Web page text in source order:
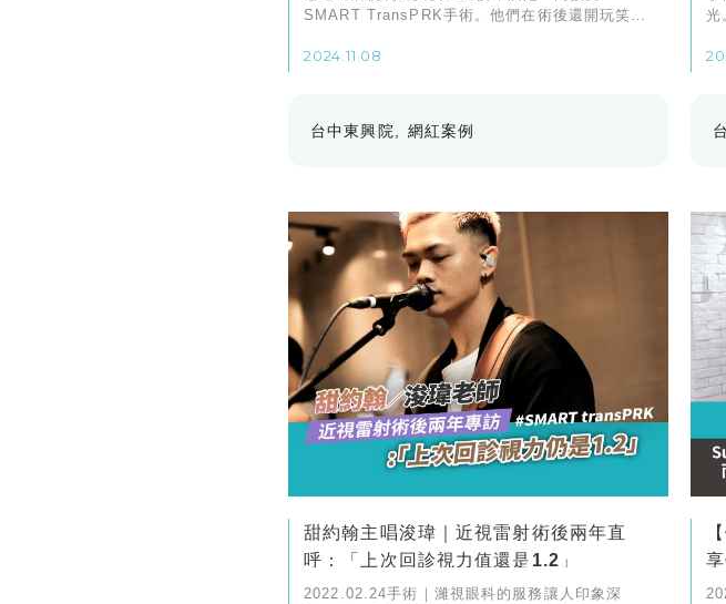
SMART TransPRK手術。他們在術後還開玩笑比
曲。
2024.11.08
台中東興院 網紅案例
光
甜約翰主唱浚瑋｜近視雷射術後兩年直
呼：「上次回診視力值還是1.2」
2022.02.24手術｜濰視眼科的服務讓人印象深